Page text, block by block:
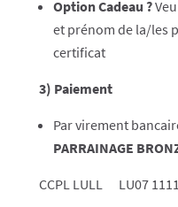
Option Cadeau ?
et prénom de la/les
certificat
3) Paiement
Par virement
PARRAINAGE
CCPL LULL LU07